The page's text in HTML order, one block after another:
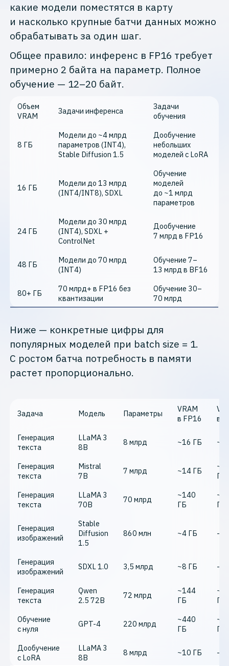
какие модели поместятся в карту
и насколько крупные батчи данных можно
обрабатывать за один шаг.
Общее правило: инференс в FP16 требует
примерно 2 байта на параметр. Полное
обучение — 12–20 байт.
Объем
VRAM
Задачи инференса
Задачи
обучения
8 ГБ
Модели до ~4 млрд
параметров (INT4),
Stable Diffusion 1.5
Дообучение
небольших
моделей с LoRA
16 ГБ
Модели до 13 млрд
(INT4/INT8), SDXL
Обучение
моделей
до ~1 млрд
параметров
24 ГБ
Модели до 30 млрд
(INT4), SDXL +
ControlNet
Дообучение
7 млрд в FP16
48 ГБ
Модели до 70 млрд
(INT4)
Обучение 7–
13 млрд в BF16
80+ ГБ
70 млрд+ в FP16 без
квантизации
Обучение 30–
70 млрд
Ниже — конкретные цифры для
популярных моделей при batch size = 1.
С ростом батча потребность в памяти
растет пропорционально.
Задача Модель Параметры
VRAM
в FP16
в
Генерация
текста
LLaMA 3
8B
8 млрд ~16 ГБ ~5
Генерация
текста
Mistral
7B
7 млрд ~14 ГБ
ГБ
Генерация
текста
LLaMA 3
70B
70 млрд
~140
ГБ
ГБ
Генерация
изображений
Stable
Diffusion
1.5
860 млн ~4 ГБ —
Генерация
изображений
SDXL 1.0 3,5 млрд ~8 ГБ —
Генерация
текста
Qwen
2.5 72B
72 млрд
~144
ГБ
ГБ
Обучение
с нуля
GPT-4 220 млрд
~440
ГБ
ГБ
Дообучение
с LoRA
LLaMA 3
8B
8 млрд ~10 ГБ —